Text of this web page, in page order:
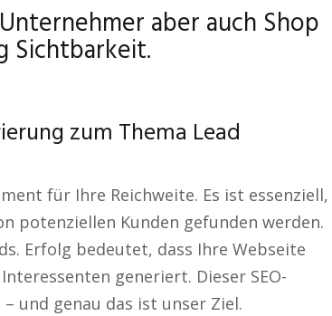
aber auch Shop
Sichtbarkeit.
zum Thema Lead
für Ihre Reichweite. Es ist essenziell,
potenziellen Kunden gefunden werden.
Erfolg bedeutet, dass Ihre Webseite
generiert. Dieser SEO-
und genau das ist unser Ziel.